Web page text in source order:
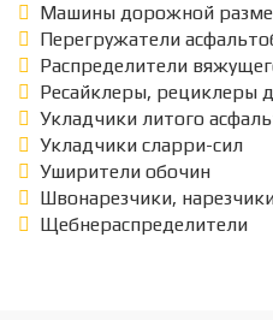
Машины дорожной
Перегружатели
Распределители
Ресайклеры, рециклеры
Укладчики литого
Укладчики сларри-сил
Уширители обочин
Швонарезчики,
Щебнераспределители